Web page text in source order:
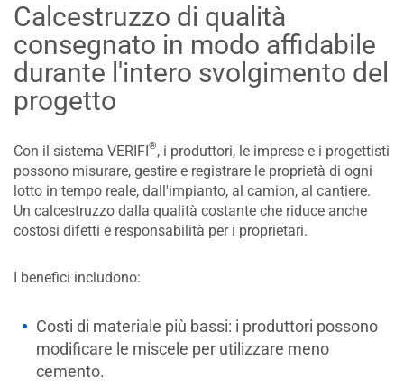
Calcestruzzo di qualità
consegnato in modo affidabile
durante l'intero svolgimento del
progetto
Con il sistema VERIFI®, i produttori, le imprese e i progettisti
possono misurare, gestire e registrare le proprietà di ogni
lotto in tempo reale, dall'impianto, al camion, al cantiere.
Un calcestruzzo dalla qualità costante che riduce anche
costosi difetti e responsabilità per i proprietari.
I benefici includono:
Costi di materiale più bassi: i produttori possono
modificare le miscele per utilizzare meno
cemento.